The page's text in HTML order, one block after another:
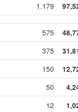
1.179
575
375
150
50
12